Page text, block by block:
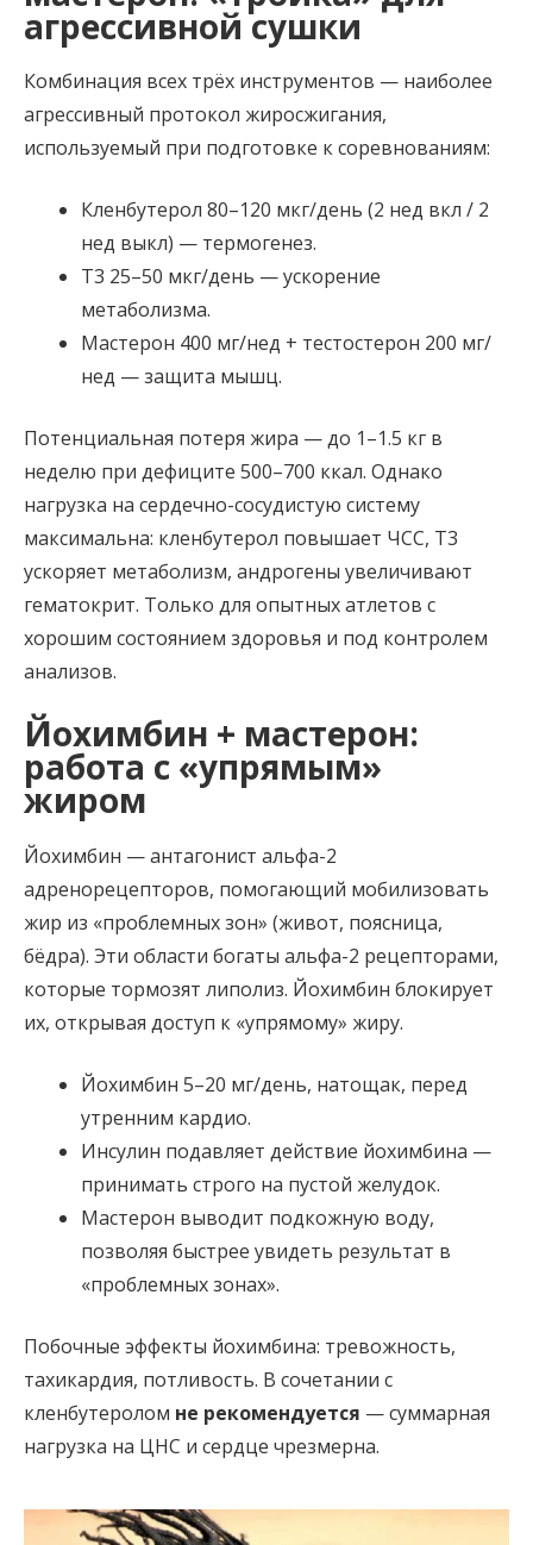
агрессивной сушки
Комбинация всех трёх инструментов — наиболее
агрессивный протокол жиросжигания,
используемый при подготовке к соревнованиям:
Кленбутерол 80–120 мкг/день (2 нед вкл / 2
нед выкл) — термогенез.
Т3 25–50 мкг/день — ускорение
метаболизма.
Мастерон 400 мг/нед + тестостерон 200 мг/
нед — защита мышц.
Потенциальная потеря жира — до 1–1.5 кг в
неделю при дефиците 500–700 ккал. Однако
нагрузка на сердечно-сосудистую систему
максимальна: кленбутерол повышает ЧСС, Т3
ускоряет метаболизм, андрогены увеличивают
гематокрит. Только для опытных атлетов с
хорошим состоянием здоровья и под контролем
анализов.
Йохимбин + мастерон:
работа с «упрямым»
жиром
Йохимбин — антагонист альфа-2
адренорецепторов, помогающий мобилизовать
жир из «проблемных зон» (живот, поясница,
бёдра). Эти области богаты альфа-2 рецепторами,
которые тормозят липолиз. Йохимбин блокирует
их, открывая доступ к «упрямому» жиру.
Йохимбин 5–20 мг/день, натощак, перед
утренним кардио.
Инсулин подавляет действие йохимбина —
принимать строго на пустой желудок.
Мастерон выводит подкожную воду,
позволяя быстрее увидеть результат в
«проблемных зонах».
Побочные эффекты йохимбина: тревожность,
тахикардия, потливость. В сочетании с
кленбутеролом не рекомендуется — суммарная
нагрузка на ЦНС и сердце чрезмерна.